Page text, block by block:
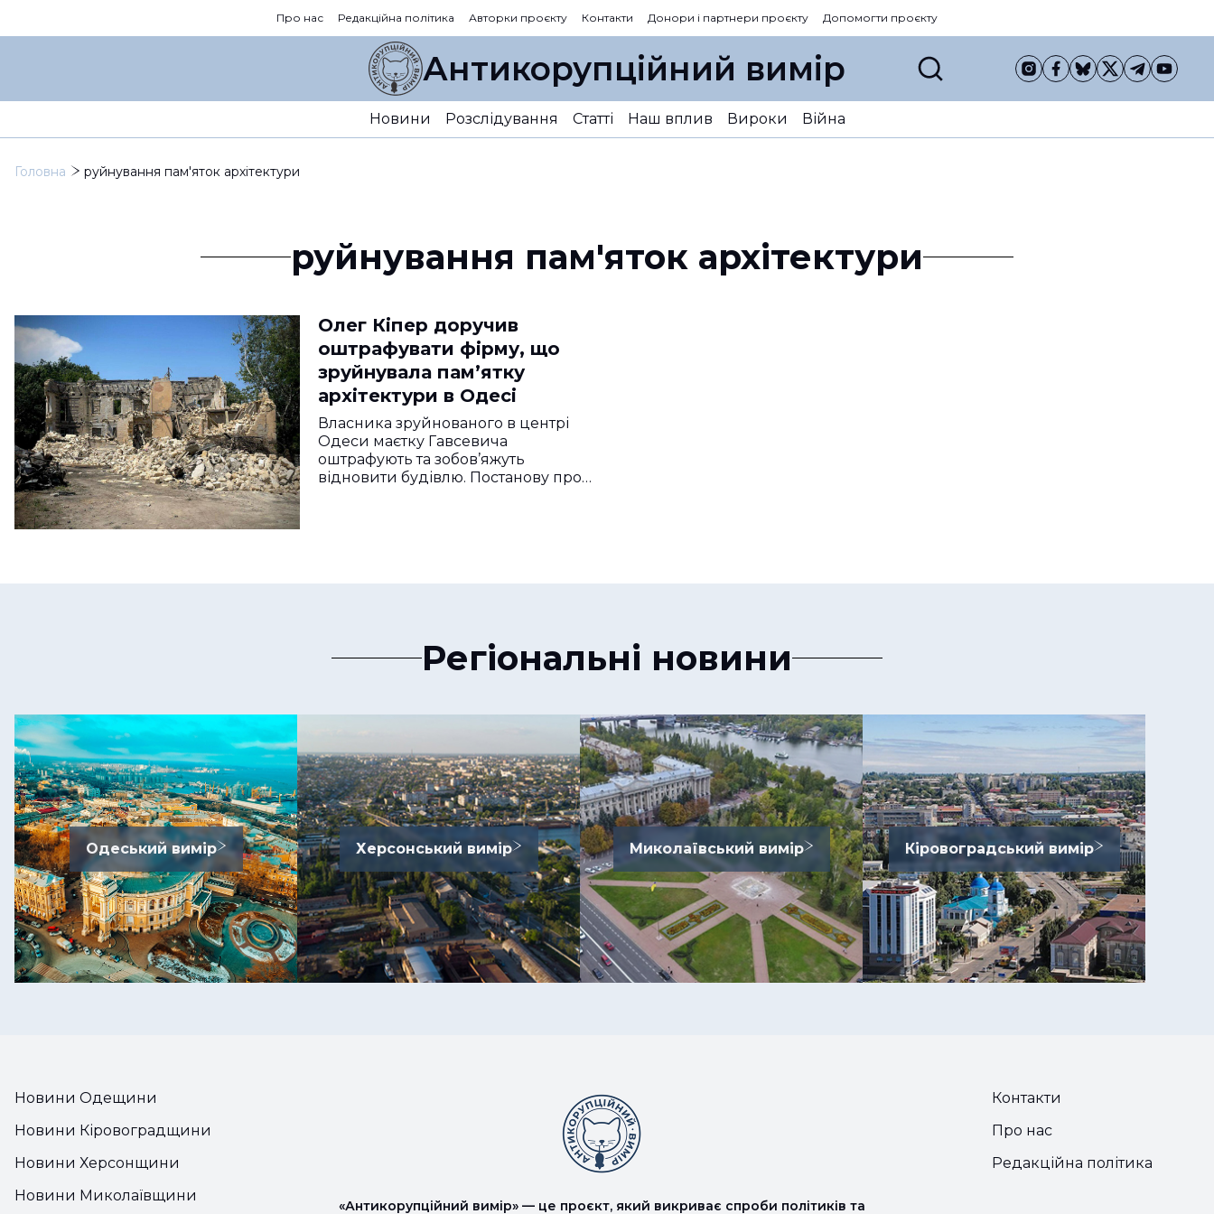
Про нас Редакційна політика Авторки проєкту Контакти Донори і партнери проєкту Допомогти проєкту
Антикорупційний вимір
Новини Розслідування Статті Наш вплив Вироки Війна
Головна руйнування пам'яток архітектури
руйнування пам'яток архітектури
Олег Кіпер доручив
оштрафувати фірму, що
зруйнувала памʼятку
архітектури в Одесі
Власника зруйнованого в центрі
Одеси маєтку Гавсевича
оштрафують та зобов’яжуть
відновити будівлю. Постанову про…
Регіональні новини
Одеський вимір Херсонський вимір Миколаївський вимір Кіровоградський вимір
Новини Одещини
Новини Кіровоградщини
Новини Херсонщини
Новини Миколаївщини
«Антикорупційний вимір» — це проєкт, який викриває спроби політиків та
Контакти
Про нас
Редакційна політика